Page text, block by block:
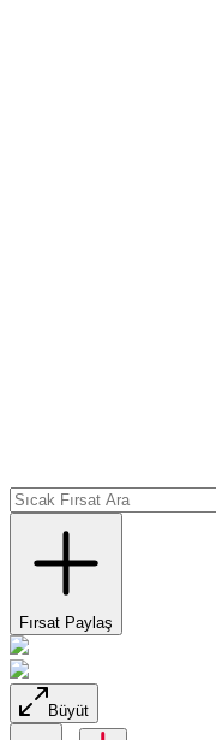
Fırsat Paylaş
Büyüt